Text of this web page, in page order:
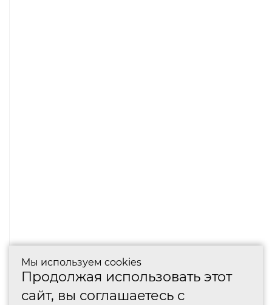
Мы используем cookies
Продолжая использовать этот
сайт, вы соглашаетесь с